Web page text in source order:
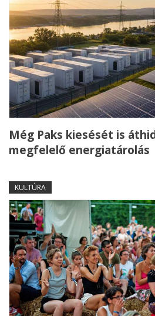
Még Paks kiesését is
megfelelő energiatárolás
KULTÚRA